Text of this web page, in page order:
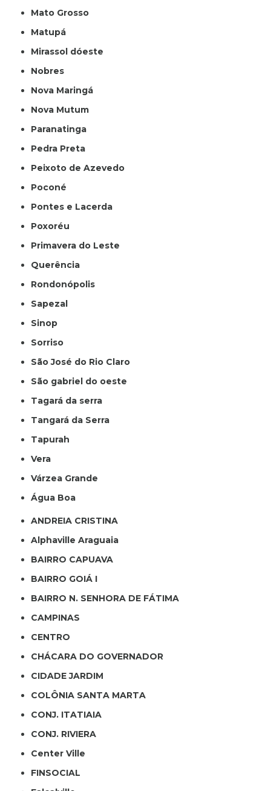
Mato Grosso
Matupá
Mirassol dóeste
Nobres
Nova Maringá
Nova Mutum
Paranatinga
Pedra Preta
Peixoto de Azevedo
Poconé
Pontes e Lacerda
Poxoréu
Primavera do Leste
Querência
Rondonópolis
Sapezal
Sinop
Sorriso
São José do Rio Claro
São gabriel do oeste
Tagará da serra
Tangará da Serra
Tapurah
Vera
Várzea Grande
Água Boa
ANDREIA CRISTINA
Alphaville Araguaia
BAIRRO CAPUAVA
BAIRRO GOIÁ I
BAIRRO N. SENHORA DE FÁTIMA
CAMPINAS
CENTRO
CHÁCARA DO GOVERNADOR
CIDADE JARDIM
COLÔNIA SANTA MARTA
CONJ. ITATIAIA
CONJ. RIVIERA
Center Ville
FINSOCIAL